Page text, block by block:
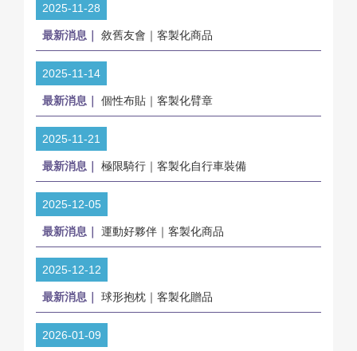
2025-11-28
最新消息｜ 敘舊友會｜客製化商品
2025-11-14
最新消息｜ 個性布貼｜客製化臂章
2025-11-21
最新消息｜ 極限騎行｜客製化自行車裝備
2025-12-05
最新消息｜ 運動好夥伴｜客製化商品
2025-12-12
最新消息｜ 球形抱枕｜客製化贈品
2026-01-09